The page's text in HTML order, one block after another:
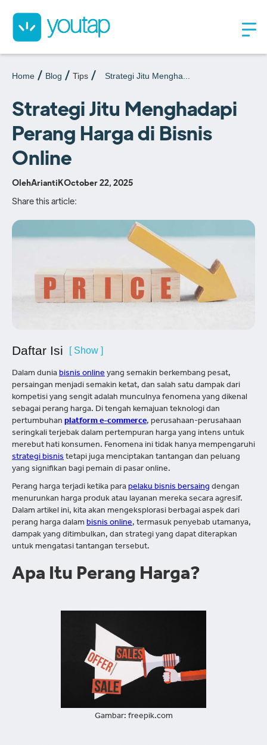
Home Blog Tips Strategi Jitu Mengha...
Strategi Jitu Menghadapi
Perang Harga di Bisnis
Online
OlehAriantiKOctober 22, 2025
Share this article:
Daftar Isi [ Show ]
Dalam dunia bisnis online yang semakin berkembang pesat,
persaingan menjadi semakin ketat, dan salah satu dampak dari
kompetisi yang sengit adalah munculnya fenomena yang dikenal
sebagai perang harga. Di tengah kemajuan teknologi dan
pertumbuhan platform e-commerce, perusahaan-perusahaan
seringkali terjebak dalam pertempuran harga yang intens untuk
merebut hati konsumen. Fenomena ini tidak hanya mempengaruhi
strategi bisnis tetapi juga menciptakan tantangan dan peluang
yang signifikan bagi pemain di pasar online.
Perang harga terjadi ketika para pelaku bisnis bersaing dengan
menurunkan harga produk atau layanan mereka secara agresif.
Dalam artikel ini, kita akan mengeksplorasi berbagai aspek dari
perang harga dalam bisnis online, termasuk penyebab utamanya,
dampak yang ditimbulkan, dan strategi yang dapat diterapkan
untuk mengatasi tantangan tersebut.
Apa Itu Perang Harga?
Gambar: freepik.com